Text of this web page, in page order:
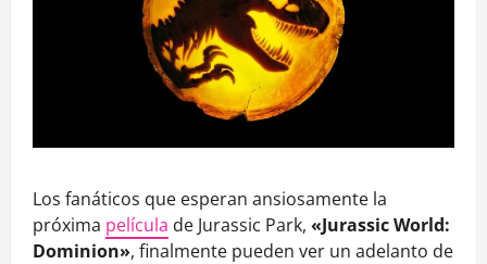
Los fanáticos que esperan ansiosamente la
próxima película de Jurassic Park, «Jurassic World:
Dominion», finalmente pueden ver un adelanto de